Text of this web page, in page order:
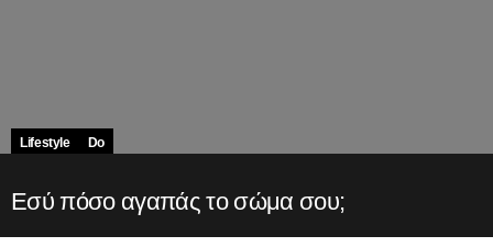
Lifestyle Do
Εσύ πόσο αγαπάς το σώμα σου;